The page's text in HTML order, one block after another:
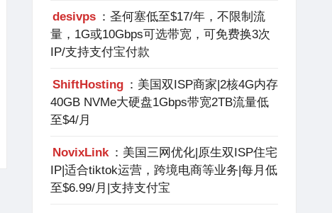
desivps ：圣何塞低至$17/年，不限制流
量，1G或10Gbps可选带宽，可免费换3次
IP/支持支付宝付款
ShiftHosting ：美国双ISP商家|2核4G内存
40GB NVMe大硬盘1Gbps带宽2TB流量低
至$4/月
NovixLink ：美国三网优化|原生双ISP住宅
IP|适合tiktok运营，跨境电商等业务|每月低
至$6.99/月|支持支付宝